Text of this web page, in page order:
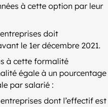
à cette option par leur
doit
le 1er décembre 2021.
à cette formalité
égale à un pourcentage
par salarié :
dont l’effectif est